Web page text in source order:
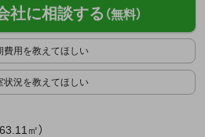
社に相談する （無料）
費用を教えてほしい
状況を教えてほしい
㎡）